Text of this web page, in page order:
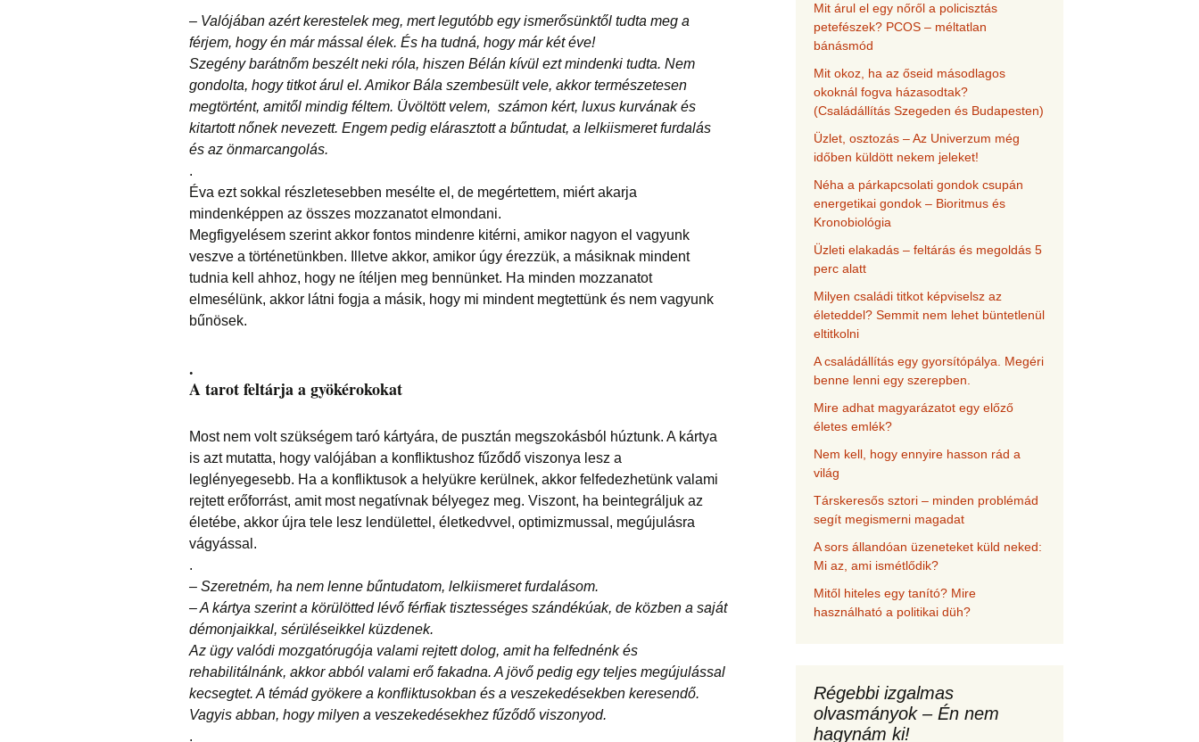
– Valójában azért kerestelek meg, mert legutóbb egy ismerősünktől tudta meg a
férjem, hogy én már mással élek. És ha tudná, hogy már két éve!
Szegény barátnőm beszélt neki róla, hiszen Bélán kívül ezt mindenki tudta. Nem
gondolta, hogy titkot árul el. Amikor Bála szembesült vele, akkor természetesen
megtörtént, amitől mindig féltem. Üvöltött velem, számon kért, luxus kurvának és
kitartott nőnek nevezett. Engem pedig elárasztott a bűntudat, a lelkiismeret furdalás
és az önmarcangolás.
.
Éva ezt sokkal részletesebben mesélte el, de megértettem, miért akarja
mindenképpen az összes mozzanatot elmondani.
Megfigyelésem szerint akkor fontos mindenre kitérni, amikor nagyon el vagyunk
veszve a történetünkben. Illetve akkor, amikor úgy érezzük, a másiknak mindent
tudnia kell ahhoz, hogy ne ítéljen meg bennünket. Ha minden mozzanatot
elmesélünk, akkor látni fogja a másik, hogy mi mindent megtettünk és nem vagyunk
bűnösek.
.
A tarot feltárja a gyökérokokat
Most nem volt szükségem taró kártyára, de pusztán megszokásból húztunk. A kártya
is azt mutatta, hogy valójában a konfliktushoz fűződő viszonya lesz a
leglényegesebb. Ha a konfliktusok a helyükre kerülnek, akkor felfedezhetünk valami
rejtett erőforrást, amit most negatívnak bélyegez meg. Viszont, ha beintegráljuk az
életébe, akkor újra tele lesz lendülettel, életkedvvel, optimizmussal, megújulásra
vágyással.
.
– Szeretném, ha nem lenne bűntudatom, lelkiismeret furdalásom.
– A kártya szerint a körülötted lévő férfiak tisztességes szándékúak, de közben a saját
démonjaikkal, sérüléseikkel küzdenek.
Az ügy valódi mozgatórugója valami rejtett dolog, amit ha felfednénk és
rehabilitálnánk, akkor abból valami erő fakadna. A jövő pedig egy teljes megújulással
kecsegtet. A témád gyökere a konfliktusokban és a veszekedésekben keresendő.
Vagyis abban, hogy milyen a veszekedésekhez fűződő viszonyod.
.
Mit árul el egy nőről a policisztás
petefészek? PCOS – méltatlan
bánásmód
Mit okoz, ha az őseid másodlagos
okoknál fogva házasodtak?
(Családállítás Szegeden és Budapesten)
Üzlet, osztozás – Az Univerzum még
időben küldött nekem jeleket!
Néha a párkapcsolati gondok csupán
energetikai gondok – Bioritmus és
Kronobiológia
Üzleti elakadás – feltárás és megoldás 5
perc alatt
Milyen családi titkot képviselsz az
életeddel? Semmit nem lehet büntetlenül
eltitkolni
A családállítás egy gyorsítópálya. Megéri
benne lenni egy szerepben.
Mire adhat magyarázatot egy előző
életes emlék?
Nem kell, hogy ennyire hasson rád a
világ
Társkeresős sztori – minden problémád
segít megismerni magadat
A sors állandóan üzeneteket küld neked:
Mi az, ami ismétlődik?
Mitől hiteles egy tanító? Mire
használható a politikai düh?
Régebbi izgalmas
olvasmányok – Én nem
hagynám ki!